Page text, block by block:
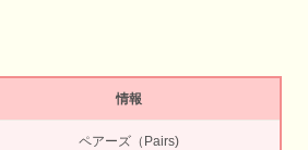
情報
ペアーズ（Pairs)